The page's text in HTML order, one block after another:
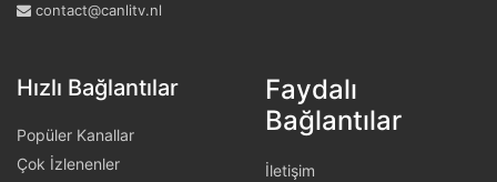
contact@canlitv.nl
Hızlı Bağlantılar
Popüler Kanallar
Çok İzlenenler
Faydalı
Bağlantılar
İletişim